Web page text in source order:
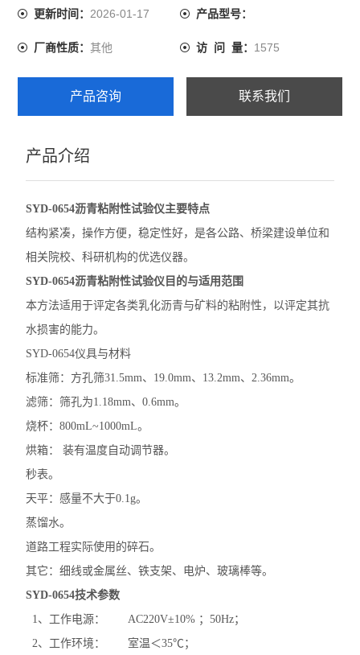
沥青混合料动态疲劳试验机
电动砂当量试验仪
乳化沥青稠度试验仪
细集料测定仪
层间粘结直剪试验仪
层间粘结专用拉拔仪
层间粘结扭剪试验仪
沥青旋转压实仪
乳化沥青湿轮磨耗试验仪
布氏旋转粘度计
沥青动力粘度试验器
沥青标准粘度计
沥青薄膜烘箱
查看全部 >>
更新时间：2026-01-17 产品型号：
厂商性质：其他 访 问 量： 1575
产品咨询 联系我们
产品介绍
SYD-0654沥青粘附性试验仪主要特点
结构紧凑，操作方便，稳定性好，是各公路、桥梁建设单位和
相关院校、科研机构的优选仪器。
SYD-0654沥青粘附性试验仪 目的与适用范围
本方法适用于评定各类乳化沥青与矿料的粘附性，以评定其抗
水损害的能力。
SYD-0654仪具与材料
标准筛：方孔筛31.5mm、19.0mm、13.2mm、2.36mm。
滤筛：筛孔为1.18mm、0.6mm。
烧杯：800mL~1000mL。
烘箱： 装有温度自动调节器。
秒表。
天平：感量不大于0.1g。
蒸馏水。
道路工程实际使用的碎石。
其它：细线或金属丝、铁支架、电炉、玻璃棒等。
SYD-0654技术参数
1、工作电源： AC220V±10% ；50Hz；
2、工作环境： 室温＜35℃；